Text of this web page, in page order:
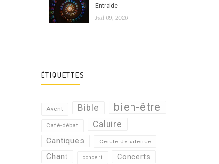
Entraide
Juil 09, 2026
ÉTIQUETTES
Avent Bible bien-être
Café-débat Caluire
Cantiques Cercle de silence
Chant concert Concerts